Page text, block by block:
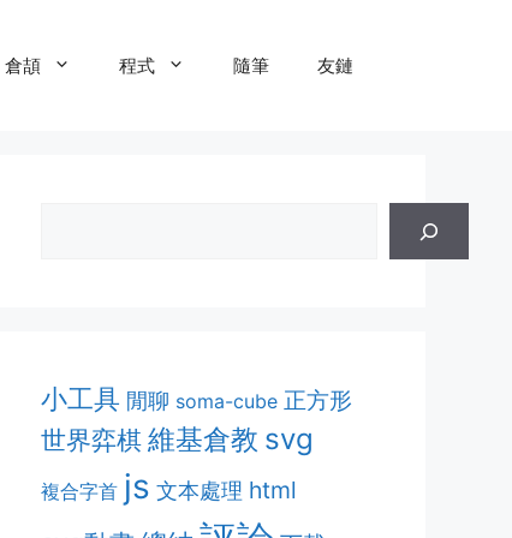
倉頡 程式 隨筆 友鏈
小工具 閒聊 soma-cube 正方形
世界弈棋 維基倉教 svg
複合字首 js 文本處理 html